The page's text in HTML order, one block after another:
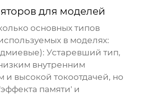
для моделей
основных типов
в моделях:
Устаревший тип,
внутренним
и высокой токоотдачей, но
памяти' и